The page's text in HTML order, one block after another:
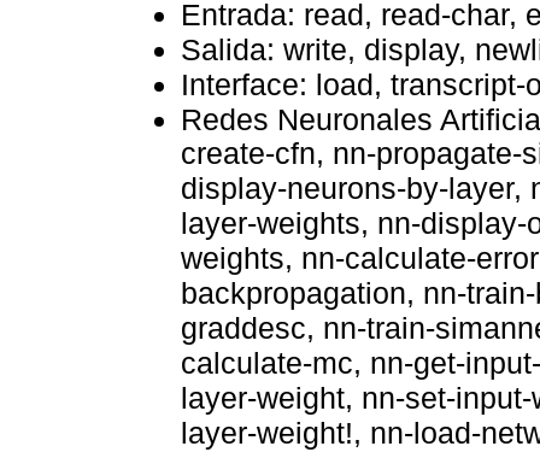
Entrada: read, read-char,
Salida: write, display,
Interface: load, transcript-
Redes Neuronales
create-cfn, nn-propagate-
display-neurons-by-layer,
layer-weights, nn-display-
weights, nn-calculate-
backpropagation, nn-
graddesc, nn-train-
calculate-mc, nn-get-
layer-weight, nn-set-
layer-weight!, nn-load-